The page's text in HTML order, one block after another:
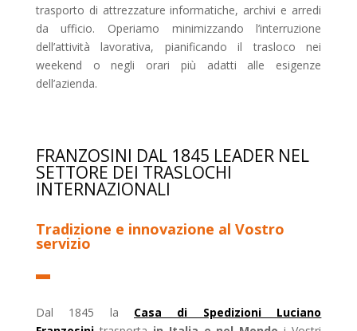
trasporto di attrezzature informatiche, archivi e arredi
da ufficio. Operiamo minimizzando l’interruzione
dell’attività lavorativa, pianificando il trasloco nei
weekend o negli orari più adatti alle esigenze
dell’azienda.
FRANZOSINI DAL 1845 LEADER NEL
SETTORE DEI TRASLOCHI
INTERNAZIONALI
Tradizione e innovazione al Vostro
servizio
Dal 1845 la Casa di Spedizioni Luciano